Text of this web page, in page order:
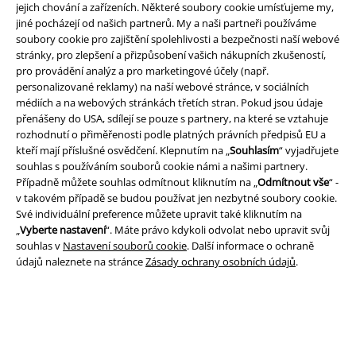
jejich chování a zařízeních. Některé soubory cookie umísťujeme my,
jiné pocházejí od našich partnerů. My a naši partneři používáme
soubory cookie pro zajištění spolehlivosti a bezpečnosti naší webové
stránky, pro zlepšení a přizpůsobení vašich nákupních zkušeností,
pro provádění analýz a pro marketingové účely (např.
personalizované reklamy) na naší webové stránce, v sociálních
médiích a na webových stránkách třetích stran. Pokud jsou údaje
přenášeny do USA, sdílejí se pouze s partnery, na které se vztahuje
rozhodnutí o přiměřenosti podle platných právních předpisů EU a
kteří mají příslušné osvědčení. Klepnutím na „Souhlasím“ vyjadřujete
souhlas s používáním souborů cookie námi a našimi partnery.
Případně můžete souhlas odmítnout kliknutím na „Odmítnout vše“ -
v takovém případě se budou používat jen nezbytné soubory cookie.
Své individuální preference můžete upravit také kliknutím na
„Vyberte nastavení“. Máte právo kdykoli odvolat nebo upravit svůj
souhlas v Nastavení souborů cookie. Další informace o ochraně
údajů naleznete na stránceZásady ochrany osobních údajů.
Podmínky
Prohlášení
Ochrana osobních údajů
Likvidace odpadu a ochrana životního prostředí
Prohlášení o shodě
Informace o přístupnosti
Nastavení souborů cookie